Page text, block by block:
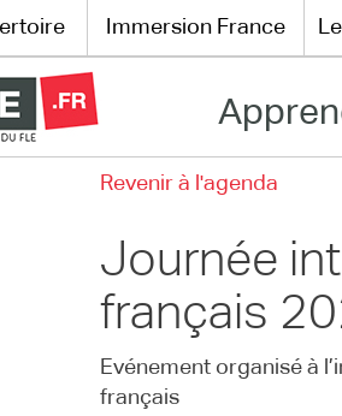
Immersion France
Revenir à l'agenda
Journée
français
Evénement organisé à
français